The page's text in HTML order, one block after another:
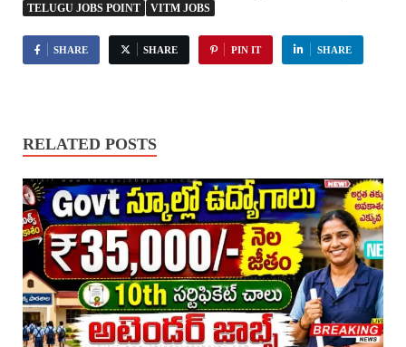
TELUGU JOBS POINT
VITM JOBS
SHARE SHARE PIN IT SHARE
RELATED POSTS